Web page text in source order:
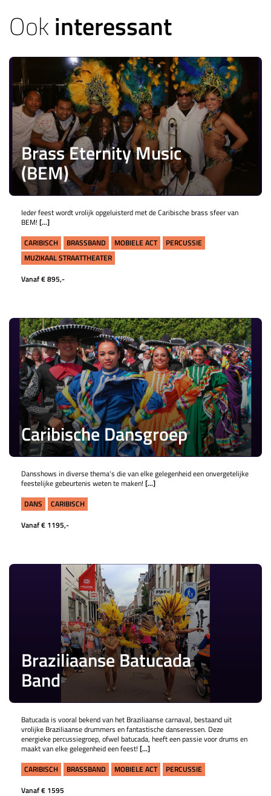
Ookinteressant
Brass Eternity Music
(BEM)
Ieder feest wordt vrolijk opgeluisterd met de Caribische brass sfeer van
BEM! [...]
CARIBISCH
BRASSBAND MOBIELE ACT
PERCUSSIE
MUZIKAAL STRAATTHEATER
Vanaf € 895,-
Caribische Dansgroep
Dansshows in diverse thema's die van elke gelegenheid een onvergetelijke
feestelijke gebeurtenis weten te maken! [...]
DANS
CARIBISCH
Vanaf € 1195,-
Braziliaanse Batucada
Band
Batucada is vooral bekend van het Braziliaanse carnaval, bestaand uit
vrolijke Braziliaanse drummers en fantastische danseressen. Deze
energieke percussiegroep, ofwel batucada, heeft een passie voor drums en
maakt van elke gelegenheid een feest! [...]
CARIBISCH
BRASSBAND MOBIELE ACT
PERCUSSIE
Vanaf € 1595